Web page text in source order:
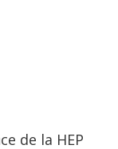
de la HEP